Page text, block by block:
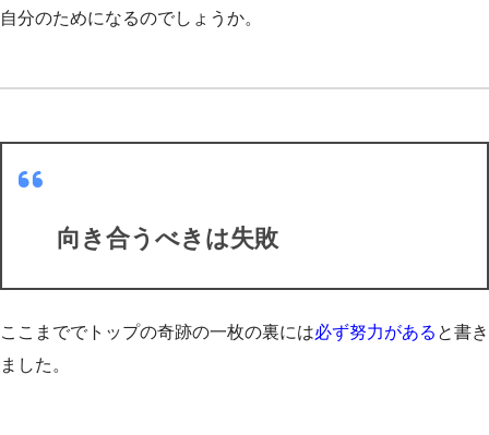
自分のためになるのでしょうか。
向き合うべきは失敗
ここまででトップの奇跡の一枚の裏には必ず努力がある と書き
ました。